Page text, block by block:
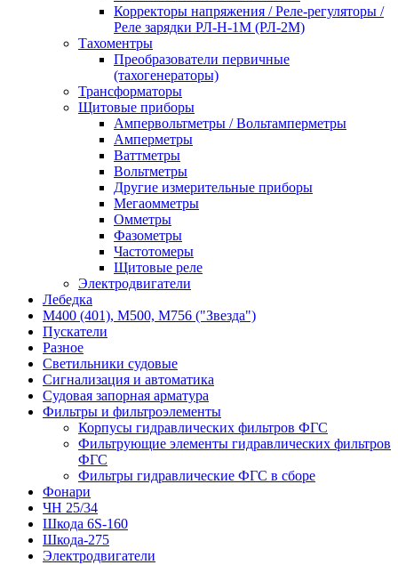
Корректоры напряжения / Реле-регуляторы /
Реле зарядки РЛ-Н-1М (РЛ-2М)
Тахоментры
Преобразователи первичные
(тахогенераторы)
Трансформаторы
Щитовые приборы
Ампервольтметры / Вольтамперметры
Амперметры
Ваттметры
Вольтметры
Другие измерительные приборы
Мегаомметры
Омметры
Фазометры
Частотомеры
Щитовые реле
Электродвигатели
Лебедка
М400 (401), М500, М756 ("Звезда")
Пускатели
Разное
Светильники судовые
Сигнализация и автоматика
Судовая запорная арматура
Фильтры и фильтроэлементы
Корпусы гидравлических фильтров ФГС
Фильтрующие элементы гидравлических фильтров
ФГС
Фильтры гидравлические ФГС в сборе
Фонари
ЧН 25/34
Шкода 6S-160
Шкода-275
Электродвигатели